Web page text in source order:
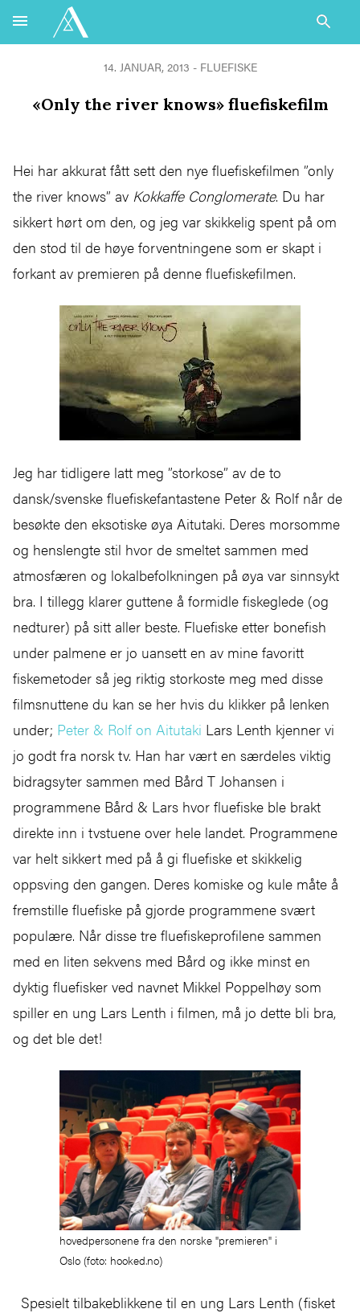
14. JANUAR, 2013 - FLUEFISKE
«Only the river knows» fluefiskefilm
Hei har akkurat fått sett den nye fluefiskefilmen ”only
the river knows” av Kokkaffe Conglomerate. Du har
sikkert hørt om den, og jeg var skikkelig spent på om
den stod til de høye forventningene som er skapt i
forkant av premieren på denne fluefiskefilmen.
Jeg har tidligere latt meg ”storkose” av de to
dansk/svenske fluefiskefantastene Peter & Rolf når de
besøkte den eksotiske øya Aitutaki. Deres morsomme
og henslengte stil hvor de smeltet sammen med
atmosfæren og lokalbefolkningen på øya var sinnsykt
bra. I tillegg klarer guttene å formidle fiskeglede (og
nedturer) på sitt aller beste. Fluefiske etter bonefish
under palmene er jo uansett en av mine favoritt
fiskemetoder så jeg riktig storkoste meg med disse
filmsnuttene du kan se her hvis du klikker på lenken
under; Peter & Rolf on Aitutaki Lars Lenth kjenner vi
jo godt fra norsk tv. Han har vært en særdeles viktig
bidragsyter sammen med Bård T Johansen i
programmene Bård & Lars hvor fluefiske ble brakt
direkte inn i tvstuene over hele landet. Programmene
var helt sikkert med på å gi fluefiske et skikkelig
oppsving den gangen. Deres komiske og kule måte å
fremstille fluefiske på gjorde programmene svært
populære. Når disse tre fluefiskeprofilene sammen
med en liten sekvens med Bård og ikke minst en
dyktig fluefisker ved navnet Mikkel Poppelhøy som
spiller en ung Lars Lenth i filmen, må jo dette bli bra,
og det ble det!
hovedpersonene fra den norske "premieren" i
Oslo (foto: hooked.no)
Spesielt tilbakeblikkene til en ung Lars Lenth (fisket